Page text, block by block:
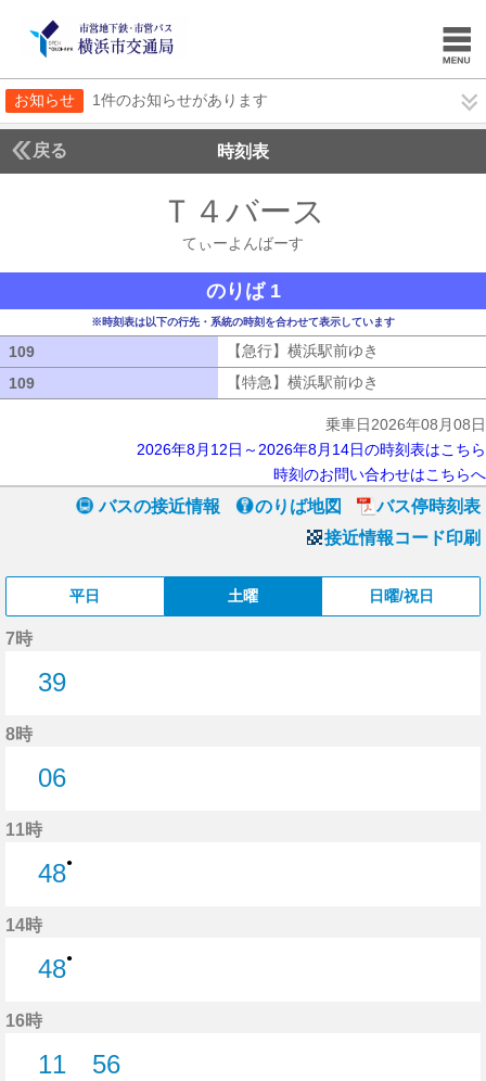
お知らせ 1件のお知らせがあります
戻る 時刻表
Ｔ４バース
てぃーよんばーす
のりば 1
※時刻表は以下の行先・系統の時刻を合わせて表示しています
109 【急行】横浜駅前ゆき
109
【特急】横浜駅前ゆき
乗車日2026年08月08日
2026年8月12日～2026年8月14日の時刻表はこちら
時刻のお問い合わせはこちらへ
バスの接近情報 のりば地図
バス停時刻表
接近情報コード印刷
平日 土曜 日曜/祝日
7時
39
8時
06
11時
48●
14時
48●
16時
11
56